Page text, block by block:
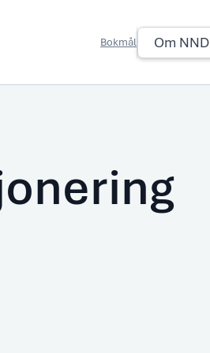
Bokmål Om NND